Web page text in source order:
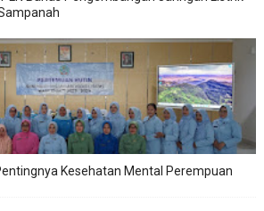
Kesehatan Mental Perempuan